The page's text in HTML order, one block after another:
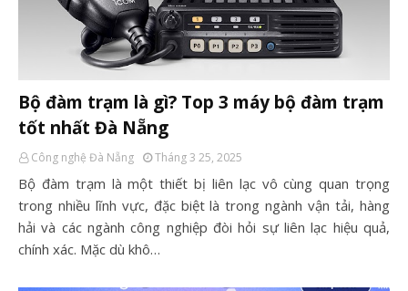
Bộ đàm trạm là gì? Top 3 máy bộ đàm trạm
tốt nhất Đà Nẵng
Công nghệ Đà Nẵng Tháng 3 25, 2025
Bộ đàm trạm là một thiết bị liên lạc vô cùng quan trọng
trong nhiều lĩnh vực, đặc biệt là trong ngành vận tải, hàng
hải và các ngành công nghiệp đòi hỏi sự liên lạc hiệu quả,
chính xác. Mặc dù khô…